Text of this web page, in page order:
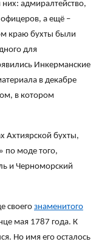
адмиралтейство,
а ещё –
краю бухты были
для
Инкерманские
в декабре
в котором
Ахтиярской бухты,
по моде того,
и Черноморский
своего знаменитого
мая 1787 года. К
Но имя его осталось